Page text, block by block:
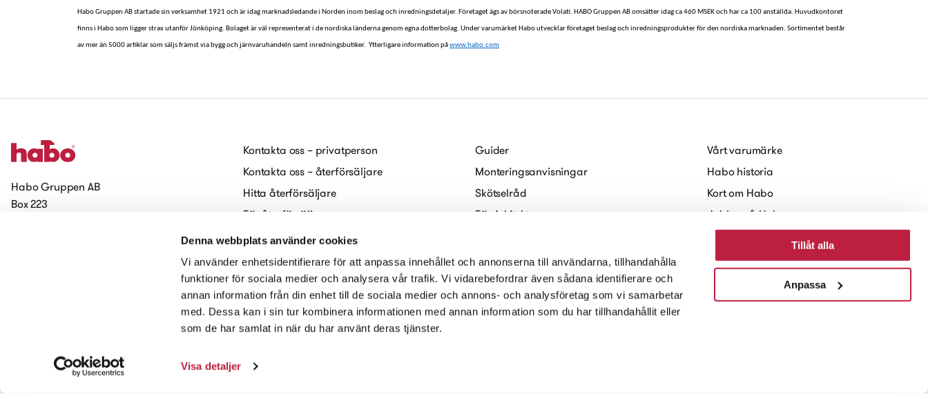
Denna webbplats använder cookies
Vi använder enhetsidentifierare för att anpassa innehållet och annonserna till användarna, tillhandahålla
funktioner för sociala medier och analysera vår trafik. Vi vidarebefordrar även sådana identifierare och
annan information från din enhet till de sociala medier och annons- och analysföretag som vi samarbetar
med. Dessa kan i sin tur kombinera informationen med annan information som du har tillhandahållit eller
som de har samlat in när du har använt deras tjänster.
Visa detaljer
Tillåt alla
Anpassa
Habo Gruppen AB startade sin verksamhet 1921 och är idag marknadsledande i Norden inom beslag och inredningsdetaljer. Företaget ägs av börsnoterade Volati. HABO Gruppen AB omsätter idag ca 460 MSEK och har ca 100 anställda. Huvudkontoret
finns i Habo som ligger strax utanför Jönköping. Bolaget är väl representerat i de nordiska länderna genom egna dotterbolag. Under varumärket Habo utvecklar företaget beslag och inredningsprodukter för den nordiska marknaden. Sortimentet består
av mer än 5000 artiklar som säljs främst via bygg och järnvaruhandeln samt inredningsbutiker. Ytterligare information påwww.habo.com
Habo Gruppen AB
Box 223
Prenumerera på vårt nyhetsbrev
Kontakta oss – privatperson
Kontakta oss – återförsäljare
Hitta återförsäljare
För återförsäljare
Jobba på Habo
Cookies
Tillgänglighetsredogörelse
Guider
Monteringsanvisningar
Skötselråd
För Arkitekter
Digitala broschyrer
Vårt varumärke
Habo historia
Kort om Habo
Jobba på Habo
Nyheter och Press